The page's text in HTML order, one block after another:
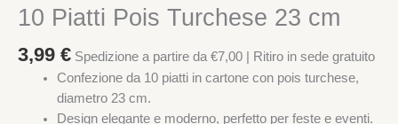
10 Piatti Pois Turchese 23 cm
3,99 € Spedizione a partire da €7,00 | Ritiro in sede gratuito
Confezione da 10 piatti in cartone con pois turchese,
diametro 23 cm.
Design elegante e moderno, perfetto per feste e eventi.
cm